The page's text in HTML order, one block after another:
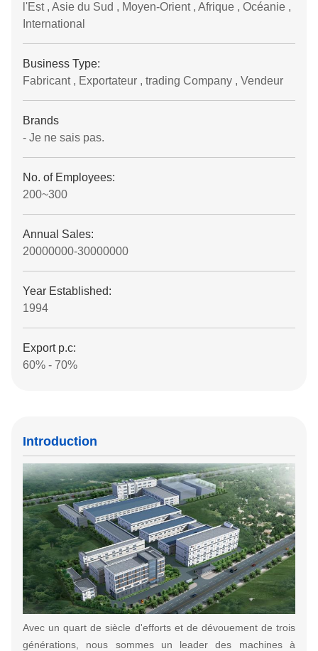
l'Est , Asie du Sud , Moyen-Orient , Afrique , Océanie ,
International
Business Type:
Fabricant , Exportateur , trading Company , Vendeur
Brands
- Je ne sais pas.
No. of Employees:
200~300
Annual Sales:
20000000-30000000
Year Established:
1994
Export p.c:
60% - 70%
Introduction
Avec un quart de siècle d'efforts et de dévouement de trois
générations, nous sommes un leader des machines à